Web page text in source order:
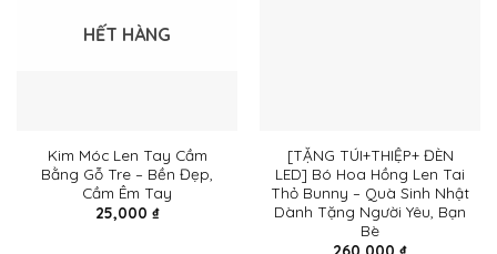
HẾT HÀNG
Kim Móc Len Tay Cầm
Bằng Gỗ Tre – Bền Đẹp,
Cầm Êm Tay
25,000 ₫
[TẶNG TÚI+THIỆP+ ĐÈN
LED] Bó Hoa Hồng Len Tai
Thỏ Bunny – Quà Sinh Nhật
Dành Tặng Người Yêu, Bạn
Bè
260,000 ₫